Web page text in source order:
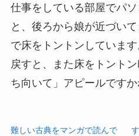
仕事をしている部屋でパ
と、後ろから娘が近づい
で床をトントンしていま
戻すと、また床をトント
ち向いて」アピールですか
難しい古典をマンガで読んで